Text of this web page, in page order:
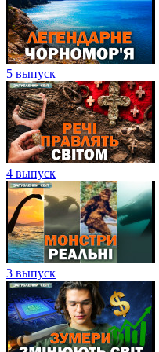
5 выпуск
4 выпуск
3 выпуск